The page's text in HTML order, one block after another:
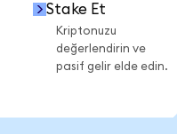
Stake Et
Kriptonuzu
değerlendirin ve
pasif gelir elde edin.